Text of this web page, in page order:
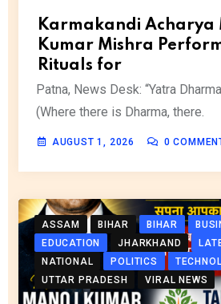
Karmakandi Acharya
Kumar Mishra
Rituals for
Patna, News Desk: “Yatra
(Where there is Dharma, there.
AUGUST 1, 2026 0
ASSAM BIHAR BIHAR
EDUCATION
JHARKHAND
NATIONAL
POLITICS
UTTAR PRADESH
VIRAL NEWS